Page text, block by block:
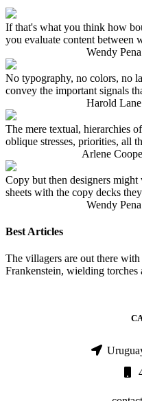
If that's what you think how
you evaluate content between
Wendy Pena
No typography, no colors, no
convey the important signals
Harold Lane
The mere textual, hierarchies
oblique stresses, priorities, all
Arlene
Copy but then designers
sheets with the copy decks
Wendy Pena
Best Articles
The villagers are out there with
Frankenstein, wielding torches